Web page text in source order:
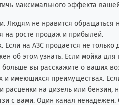
максимального эффекта
Людям не нравится обращаться
на росте продаж и прибылей.
Если на АЗС продается не
об этом узнать. Если мойка
вы расскажите о ваших
и имеющихся преимуществах.
расценки на дизель или
с вами. Один канал